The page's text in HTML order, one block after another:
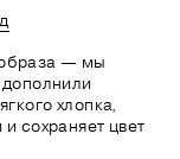
— мы
хлопка,
сохраняет цвет